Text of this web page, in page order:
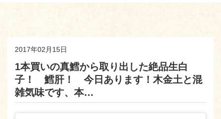
2017年02月15日
1本買いの真鱈から取り出した絶品生白
子！ 鱈肝！ 今日あります！木金土と混
雑気味です、本…